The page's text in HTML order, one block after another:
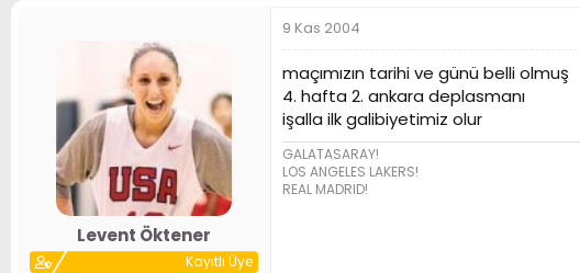
n
g
ı
ç
t
r
i
h
i
Levent Öktener
Kayıtlı Üye
9 Kas 2004
maçımızın tarihi ve günü belli olmuş
4. hafta 2. ankara deplasmanı
işalla ilk galibiyetimiz olur
GALATASARAY!
LOS ANGELES LAKERS!
REAL MADRID!